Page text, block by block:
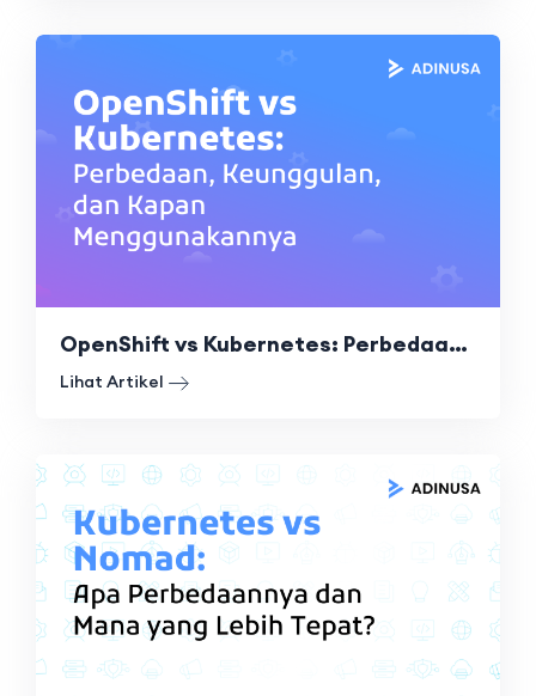
OpenShift vs Kubernetes: Perbedaan, Keunggulan, dan Kapan Menggunakannya
Lihat Artikel